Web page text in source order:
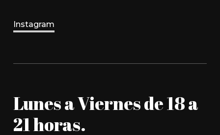
Instagram
Lunes a Viernes de 18 a
21 horas.